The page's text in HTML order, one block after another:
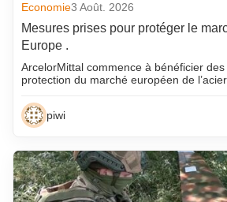
Economie3 Août. 2026
Mesures prises pour protéger le
Europe .
ArcelorMittal commence à bénéficier
protection du marché européen de
piwi